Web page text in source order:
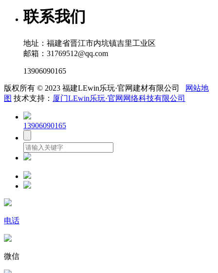
联系我们
地址：福建省晋江市内坑镇吉里工业区
邮箱：31769512@qq.com
13906090165
版权所有 © 2023 福建LEwin乐玩·官网建材有限公司
网站地
图 技术支持： 厦门LEwin乐玩·官网网络科技有限公司
13906090165
电话
微信